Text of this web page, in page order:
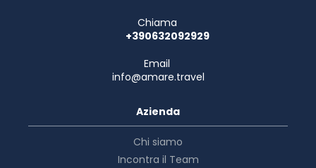
Chiama
+390632092929
Email
info@amare.travel
Azienda
Chi siamo
Incontra il Team